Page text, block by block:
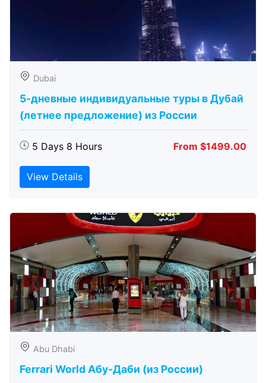
Dubai
5-дневные индивидуальные туры в Дубай
(летнее предложение) из России
5 Days 8 Hours From $1499.00
View Details
Abu Dhabi
Ferrari World Абу-Даби (из России)